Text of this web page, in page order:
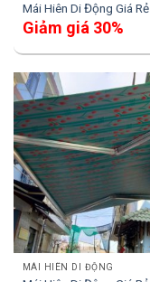
Mái Hiên Di Động Giá Rẻ
Giảm giá 30%
MÁI HIÊN DI ĐỘNG